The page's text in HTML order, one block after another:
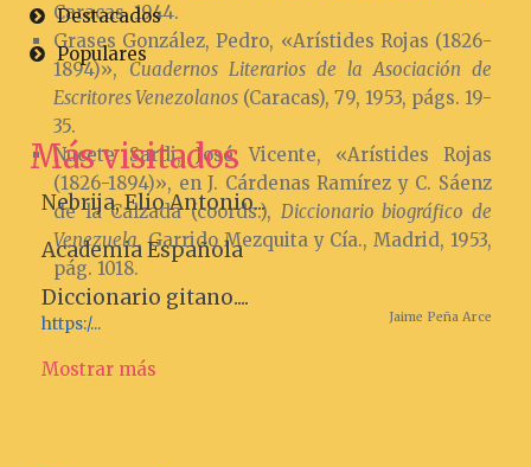
Caracas, 1944.
Grases González, Pedro, «Arístides Rojas (1826-
1894)», Cuadernos Literarios de la Asociación de
Escritores Venezolanos (Caracas), 79, 1953, págs. 19-
35.
Nucete Sardi, José Vicente, «Arístides Rojas
(1826-1894)», en J. Cárdenas Ramírez y C. Sáenz
de la Calzada (coords.), Diccionario biográfico de
Venezuela, Garrido Mezquita y Cía., Madrid, 1953,
pág. 1018.
Jaime Peña Arce
Destacados
Populares
Más visitados
Nebrija, Elio Antonio...
Academia Española
Diccionario gitano....
https:/...
Mostrar más